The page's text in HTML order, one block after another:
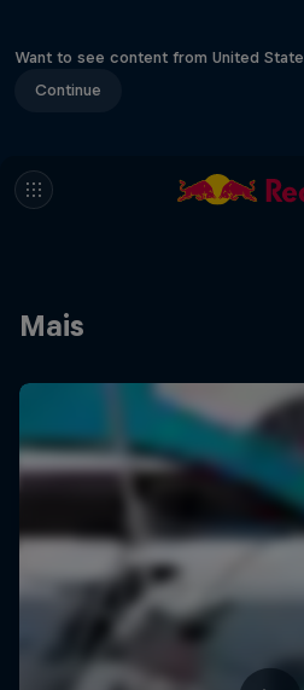
Want to see content from United
Continue
Mais